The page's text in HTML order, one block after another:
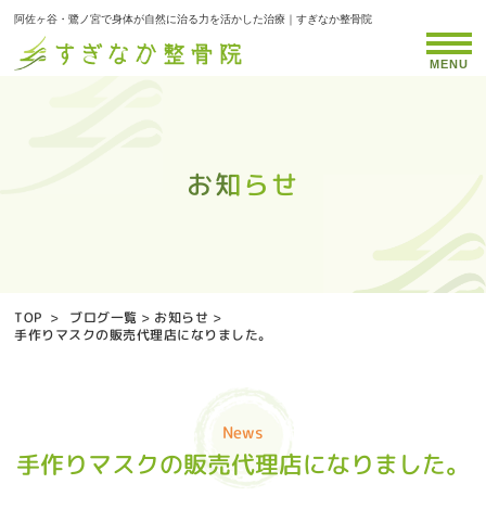
阿佐ヶ谷・鷺ノ宮で身体が自然に治る力を活かした治療｜すぎなか整骨院
お知らせ
お知らせ
お知らせ
お知らせ
お知らせ
お知らせ
お知らせ
お知らせ
お知らせ
お知らせ
お知らせ
お知らせ
お知らせ
お知らせ
お知らせ
お知らせ
お知らせ
お知らせ
お知らせ
お知らせ
お知らせ
お知らせ
お知らせ
お知らせ
お知らせ
お知らせ
お知らせ
お知らせ
お知らせ
お知らせ
お知らせ
お知らせ
お知らせ
お知らせ
お知らせ
MENU
TOP > ブログ一覧 > お知らせ >
手作りマスクの販売代理店になりました。
News
手作りマスクの販売代理店になりました。